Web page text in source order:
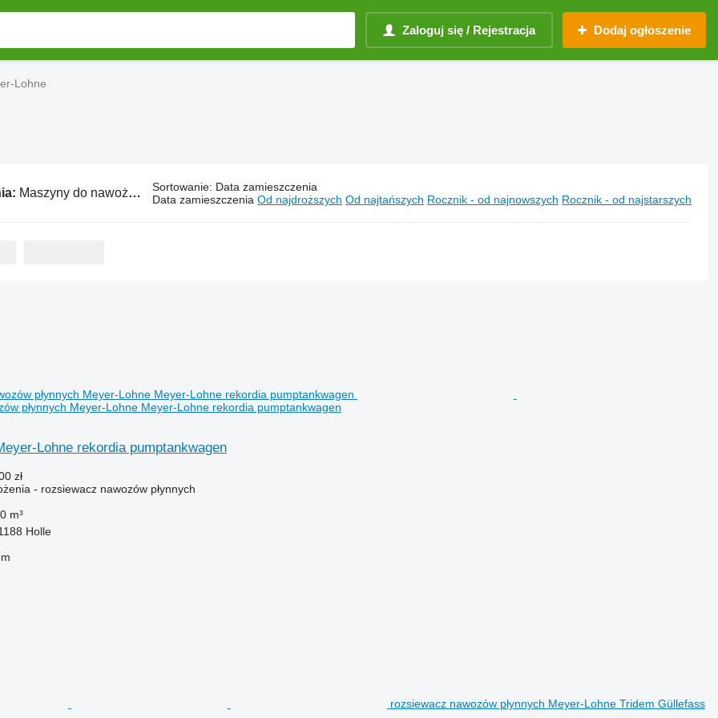
Zaloguj się / Rejestracja Dodaj ogłoszenie
Lohne
Maszyny do nawożenia Meyer-Lohne Sortowanie: Data zamieszczenia
Data zamieszczenia Od najdroższych Od najtańszych Rocznik - od najnowszych Rocznik - od najstarszych
płynnych Meyer-Lohne Meyer-Lohne rekordia pumptankwagen
Lohne rekordia pumptankwagen
zł
- rozsiewacz nawozów płynnych
m³
Holle
rozsiewacz nawozów płynnych Meyer-Lohne Tridem Güllefass